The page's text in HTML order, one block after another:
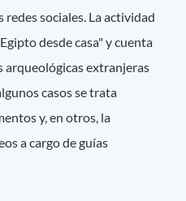
sociales. La actividad
desde casa" y cuenta
arqueológicas extranjeras
casos se trata
y, en otros, la
a cargo de guías